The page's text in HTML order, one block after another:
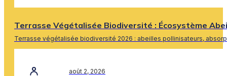
Terrasse Végétalisée Biodiversité : Écosystème
Terrasse végétalisée biodiversité 2026 : abeilles pollinisateurs,
août 2, 2026